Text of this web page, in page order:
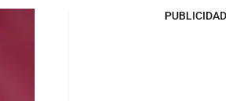
PUBLICIDAD